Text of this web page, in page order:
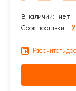
В наличии:
нет
Срок поставки:
Рассчитать